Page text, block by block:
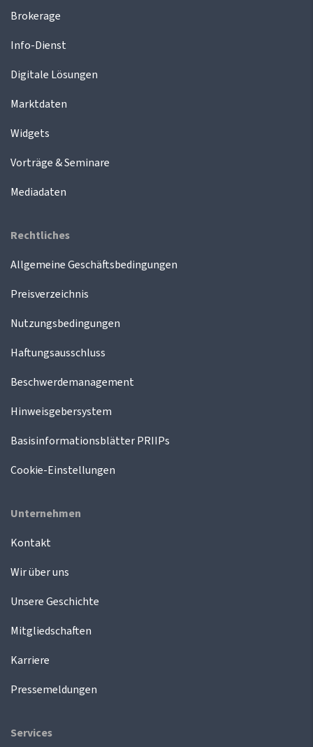
Brokerage
Info-Dienst
Digitale Lösungen
Marktdaten
Widgets
Vorträge & Seminare
Mediadaten
Rechtliches
Allgemeine Geschäftsbedingungen
Preisverzeichnis
Nutzungsbedingungen
Haftungsausschluss
Beschwerdemanagement
Hinweisgebersystem
Basisinformationsblätter PRIIPs
Cookie-Einstellungen
Unternehmen
Kontakt
Wir über uns
Unsere Geschichte
Mitgliedschaften
Karriere
Pressemeldungen
Services